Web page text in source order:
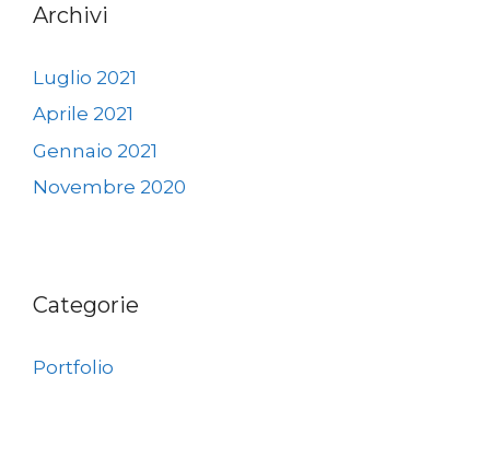
Archivi
Luglio 2021
Aprile 2021
Gennaio 2021
Novembre 2020
Categorie
Portfolio